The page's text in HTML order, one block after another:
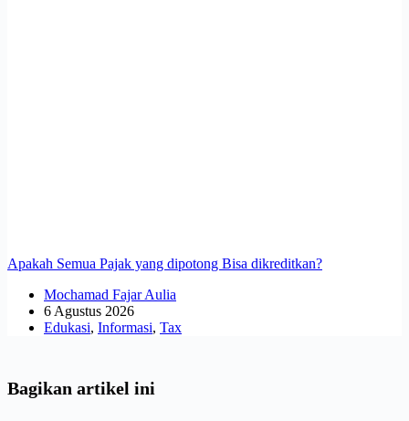
Apakah Semua Pajak yang dipotong Bisa dikreditkan?
Mochamad Fajar Aulia
6 Agustus 2026
Edukasi, Informasi, Tax
Bagikan artikel ini